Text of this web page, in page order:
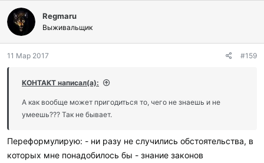
Regmaru
Выживальщик
11 Мар 2017 #159
KOHTAKT написал(а):
А как вообще может пригодиться то, чего не знаешь и не
умеешь??? Так не бывает.
Переформулирую: - ни разу не случились обстоятельства, в
которых мне понадобилось бы - знание законов